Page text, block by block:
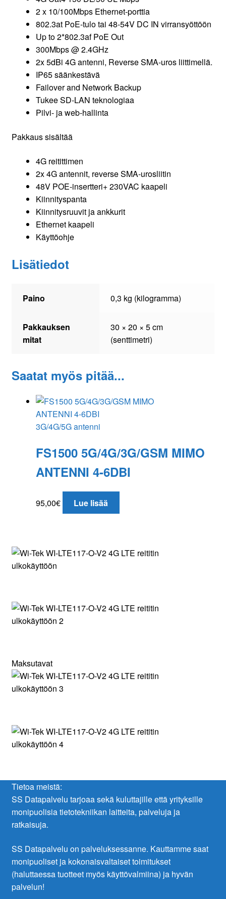
2 x 10/100Mbps Ethernet-porttia
802.3at PoE-tulo tai 48-54V DC IN virransyöttöön
Up to 2*802.3af PoE Out
300Mbps @ 2.4GHz
2x 5dBi 4G antenni, Reverse SMA-uros liittimellä.
IP65 säänkestävä
Failover and Network Backup
Tukee SD-LAN teknologiaa
Pilvi- ja web-hallinta
Pakkaus sisältää
4G reitittimen
2x 4G antennit, reverse SMA-urosliitin
48V POE-insertteri+ 230VAC kaapeli
Kiinnityspanta
Kiinnitysruuvit ja ankkurit
Ethernet kaapeli
Käyttöohje
Lisätiedot
Paino 0,3 kg (kilogramma)
Pakkauksen
mitat
30 × 20 × 5 cm
(senttimetri)
Saatat myös pitää...
3G/4G/5G antenni
FS1500 5G/4G/3G/GSM MIMO
ANTENNI 4-6DBI
95,00€ Lue lisää
Maksutavat
Tietoa meistä:
SS Datapalvelu tarjoaa sekä kuluttajille että yrityksille
monipuolisia tietotekniikan laitteita, palveluja ja
ratkaisuja.
SS Datapalvelu on palveluksessanne. Kauttamme saat
monipuoliset ja kokonaisvaltaiset toimitukset
(haluttaessa tuotteet myös käyttövalmiina) ja hyvän
palvelun!